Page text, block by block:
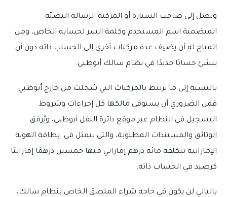
وتصل إلى صاحب السيارة أو المركبة الرسالة النصيّة
المتضمنة اسم المستخدم وكلمة السر لحسابه الخاص، ومن
المتاح له أن يضيف عدة مركبات أخرى إلى الحساب ذاته دون أن
ينشئ حسابًا جديدًا في نظام سالك أبوظبي.
بالنسبة إلى ما يرتبط بالمركبات التي سُجلت من خارج أبوظبي
قمن الضروري أن يستوفي مالكها كل إجراءات وشروط
التسجيل في النظام عبر موقع دائرة النقل أبوظبي، ويُرفق
الوثائق والمستندات المطلوبة، والتي تتمثل في: بطاقة الهوية
الإماراتية بتكلفة مائة درهم إماراتي منها خمسين درهمًا إماراتيًا
كرصيد في الحساب ذاته.
بالتالي لن يكون في حاجة شراء الملصق الخاص بنظام سالك،